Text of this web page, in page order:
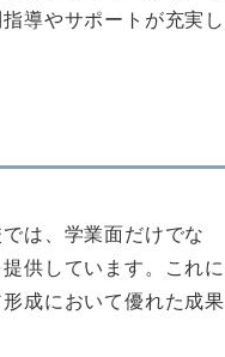
導やサポートが充実し
は、学業面だけでな
供しています。これに
成において優れた成果